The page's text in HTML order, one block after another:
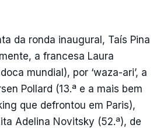
da ronda inaugural, Taís Pina
a francesa Laura
mundial), por ‘waza-ari’, a
Pollard (13.ª e a mais bem
que defrontou em Paris),
Adelina Novitsky (52.ª), de